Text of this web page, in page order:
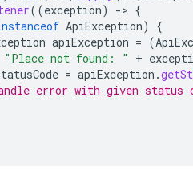
((exception) -> {
ApiException)
{
apiException = (
"Place not found: " +
= apiException .
error with given status